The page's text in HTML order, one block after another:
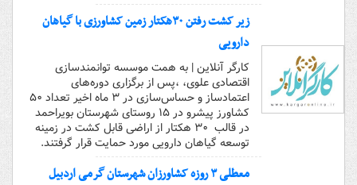
زیر کشت رفتن ۳۰هکتار زمین کشاورزی با گیاهان
دارویی
کارگر آنلاین | به همت موسسه توانمندسازی
اقتصادی علوی، ،پس از برگزاری دوره‌های
اعتمادساز و حساس‌سازی در ۳ ماه اخیر تعداد ۵۰
کشاورز پیشرو در ۱۵ روستای شهرستان بویراحمد
در قالب ۳۰ هکتار از اراضی قابل کشت در زمینه
توسعه گیاهان دارویی مورد حمایت قرار گرفتند.
معطلی ۳ روزه کشاورزان شهرستان گرمی اردبیل